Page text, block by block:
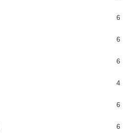
6
6
6
4
6
6